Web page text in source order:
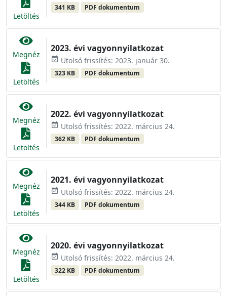
Letöltés
341 KB PDF dokumentum
Megnéz
Letöltés
2023. évi vagyonnyilatkozat
event_available Utolsó frissítés: 2023. január 30.
323 KB PDF dokumentum
Megnéz
Letöltés
2022. évi vagyonnyilatkozat
event_available Utolsó frissítés: 2022. március 24.
362 KB PDF dokumentum
Megnéz
Letöltés
2021. évi vagyonnyilatkozat
event_available Utolsó frissítés: 2022. március 24.
344 KB PDF dokumentum
Megnéz
Letöltés
2020. évi vagyonnyilatkozat
event_available Utolsó frissítés: 2022. március 24.
322 KB PDF dokumentum